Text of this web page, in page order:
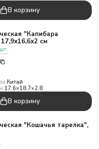
В корзину
"Капибара
см
Китай
17.6×18.7×2.8
В корзину
"Кошачья тарелка",